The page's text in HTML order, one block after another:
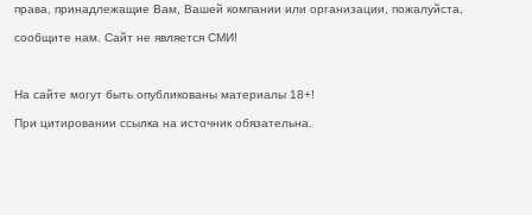
права, принадлежащие Вам, Вашей компании или организации, пожалуйста,
сообщите нам. Сайт не является СМИ!
На сайте могут быть опубликованы материалы 18+!
При цитировании ссылка на источник обязательна.